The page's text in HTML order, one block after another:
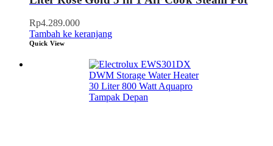
Rp4.289.000
Tambah ke keranjang
Quick View